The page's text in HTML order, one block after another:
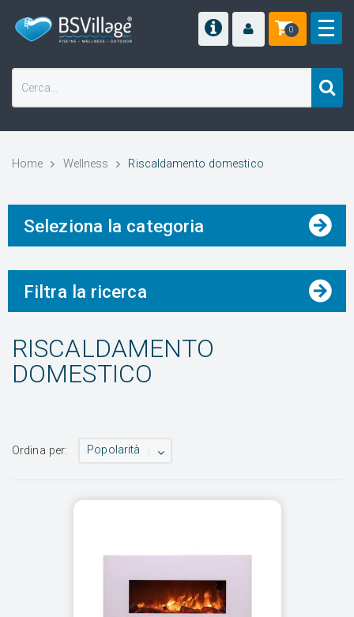
0
Home Wellness Riscaldamento domestico
Seleziona la categoria
Filtra la ricerca
RISCALDAMENTO
DOMESTICO
Ordina per: Popolarità